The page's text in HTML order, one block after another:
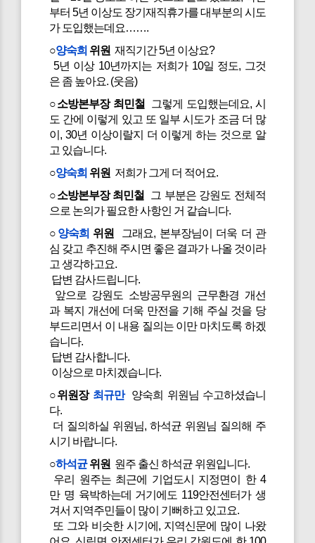
부터 5년 이상도 장기재직휴가를 대부분의 시도
가 도입했는데요…….
○양숙희 위원 재직기간 5년 이상요?
5년 이상 10년까지는 저희가 10일 정도, 그것
은 좀 높아요. (웃음)
○소방본부장 최민철 그렇게 도입했는데요, 시
도 간에 이렇게 있고 또 일부 시도가 조금 더 많
이, 30년 이상이랄지 더 이렇게 하는 것으로 알
고 있습니다.
○양숙희 위원 저희가 그게 더 적어요.
○소방본부장 최민철
그 부분은 강원도 전체적
으로 논의가 필요한 사항인 거 같습니다.
○ 양숙희 위원
그래요, 본부장님이 더욱 더 관
심 갖고 추진해 주시면 좋은 결과가 나올 것이라
고 생각하고요.
답변 감사드립니다.
앞으로 강원도 소방공무원의 근무환경 개선
과 복지 개선에 더욱 만전을 기해 주실 것을 당
부드리면서 이 내용 질의는 이만 마치도록 하겠
습니다.
답변 감사합니다.
이상으로 마치겠습니다.
○위원장 최규만양숙희 위원님 수고하셨습니
다.
더 질의하실 위원님, 하석균 위원님 질의해 주
시기 바랍니다.
○하석균위원 원주 출신 하석균 위원입니다.
우리 원주는 최근에 기업도시 지정면이 한 4
만 명 육박하는데 거기에도 119안전센터가 생
겨서 지역주민들이 많이 기뻐하고 있고요.
또 그와 비슷한 시기에, 지역신문에 많이 나왔